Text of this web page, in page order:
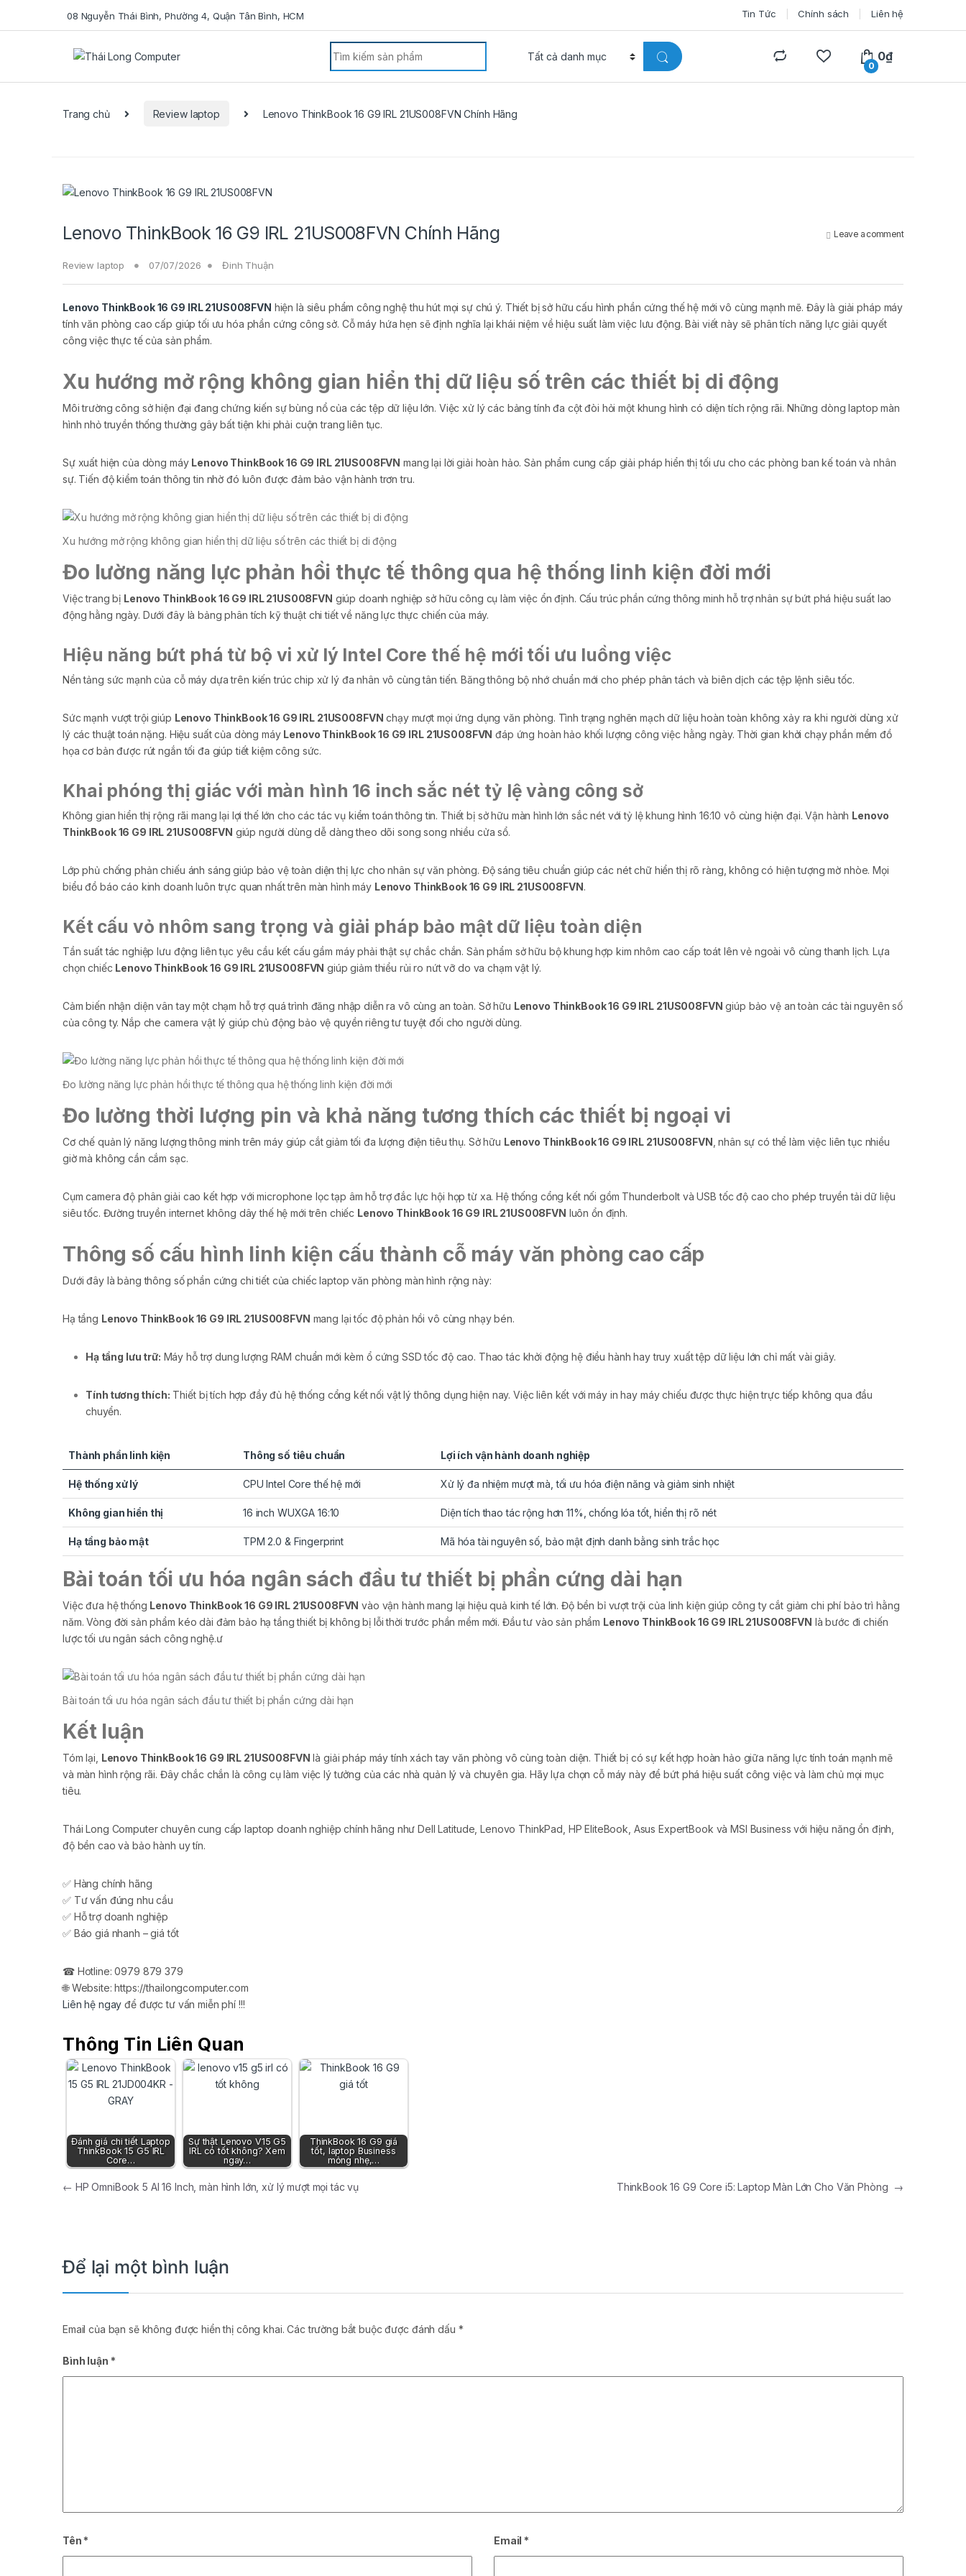
08 Nguyễn Thái Bình, Phường 4, Quận Tân Bình, HCM Tin Tức Chính sách Liên hệ
Search for:
0
0₫
Trang chủ Review laptop Lenovo ThinkBook 16 G9 IRL 21US008FVN Chính Hãng
Lenovo ThinkBook 16 G9 IRL 21US008FVN Chính Hãng Leave a comment
Review laptop 07/07/2026 Đinh Thuận
Lenovo ThinkBook 16 G9 IRL 21US008FVN hiện là siêu phẩm công nghệ thu hút mọi sự chú ý. Thiết bị sở hữu cấu hình phần cứng thế hệ mới vô cùng mạnh mẽ. Đây là giải pháp máy
tính văn phòng cao cấp giúp tối ưu hóa phần cứng công sở. Cỗ máy hứa hẹn sẽ định nghĩa lại khái niệm về hiệu suất làm việc lưu động. Bài viết này sẽ phân tích năng lực giải quyết
công việc thực tế của sản phẩm.
Xu hướng mở rộng không gian hiển thị dữ liệu số trên các thiết bị di động
Môi trường công sở hiện đại đang chứng kiến sự bùng nổ của các tệp dữ liệu lớn. Việc xử lý các bảng tính đa cột đòi hỏi một khung hình có diện tích rộng rãi. Những dòng laptop màn
hình nhỏ truyền thống thường gây bất tiện khi phải cuộn trang liên tục.
Sự xuất hiện của dòng máy Lenovo ThinkBook 16 G9 IRL 21US008FVN mang lại lời giải hoàn hảo. Sản phẩm cung cấp giải pháp hiển thị tối ưu cho các phòng ban kế toán và nhân
sự. Tiến độ kiểm toán thông tin nhờ đó luôn được đảm bảo vận hành trơn tru.
Xu hướng mở rộng không gian hiển thị dữ liệu số trên các thiết bị di động
Đo lường năng lực phản hồi thực tế thông qua hệ thống linh kiện đời mới
Việc trang bị Lenovo ThinkBook 16 G9 IRL 21US008FVN giúp doanh nghiệp sở hữu công cụ làm việc ổn định. Cấu trúc phần cứng thông minh hỗ trợ nhân sự bứt phá hiệu suất lao
động hằng ngày. Dưới đây là bảng phân tích kỹ thuật chi tiết về năng lực thực chiến của máy.
Hiệu năng bứt phá từ bộ vi xử lý Intel Core thế hệ mới tối ưu luồng việc
Nền tảng sức mạnh của cỗ máy dựa trên kiến trúc chip xử lý đa nhân vô cùng tân tiến. Băng thông bộ nhớ chuẩn mới cho phép phân tách và biên dịch các tệp lệnh siêu tốc.
Sức mạnh vượt trội giúp Lenovo ThinkBook 16 G9 IRL 21US008FVN chạy mượt mọi ứng dụng văn phòng. Tình trạng nghẽn mạch dữ liệu hoàn toàn không xảy ra khi người dùng xử
lý các thuật toán nặng. Hiệu suất của dòng máy Lenovo ThinkBook 16 G9 IRL 21US008FVN đáp ứng hoàn hảo khối lượng công việc hằng ngày. Thời gian khởi chạy phần mềm đồ
họa cơ bản được rút ngắn tối đa giúp tiết kiệm công sức.
Khai phóng thị giác với màn hình 16 inch sắc nét tỷ lệ vàng công sở
Không gian hiển thị rộng rãi mang lại lợi thế lớn cho các tác vụ kiểm toán thông tin. Thiết bị sở hữu màn hình lớn sắc nét với tỷ lệ khung hình 16:10 vô cùng hiện đại. Vận hành Lenovo
ThinkBook 16 G9 IRL 21US008FVN giúp người dùng dễ dàng theo dõi song song nhiều cửa sổ.
Lớp phủ chống phản chiếu ánh sáng giúp bảo vệ toàn diện thị lực cho nhân sự văn phòng. Độ sáng tiêu chuẩn giúp các nét chữ hiển thị rõ ràng, không có hiện tượng mờ nhòe. Mọi
biểu đồ báo cáo kinh doanh luôn trực quan nhất trên màn hình máy Lenovo ThinkBook 16 G9 IRL 21US008FVN.
Kết cấu vỏ nhôm sang trọng và giải pháp bảo mật dữ liệu toàn diện
Tần suất tác nghiệp lưu động liên tục yêu cầu kết cấu gầm máy phải thật sự chắc chắn. Sản phẩm sở hữu bộ khung hợp kim nhôm cao cấp toát lên vẻ ngoài vô cùng thanh lịch. Lựa
chọn chiếc Lenovo ThinkBook 16 G9 IRL 21US008FVN giúp giảm thiểu rủi ro nứt vỡ do va chạm vật lý.
Cảm biến nhận diện vân tay một chạm hỗ trợ quá trình đăng nhập diễn ra vô cùng an toàn. Sở hữu Lenovo ThinkBook 16 G9 IRL 21US008FVN giúp bảo vệ an toàn các tài nguyên số
của công ty. Nắp che camera vật lý giúp chủ động bảo vệ quyền riêng tư tuyệt đối cho người dùng.
Đo lường năng lực phản hồi thực tế thông qua hệ thống linh kiện đời mới
Đo lường thời lượng pin và khả năng tương thích các thiết bị ngoại vi
Cơ chế quản lý năng lượng thông minh trên máy giúp cắt giảm tối đa lượng điện tiêu thụ. Sở hữu Lenovo ThinkBook 16 G9 IRL 21US008FVN , nhân sự có thể làm việc liên tục nhiều
giờ mà không cần cắm sạc.
Cụm camera độ phân giải cao kết hợp với microphone lọc tạp âm hỗ trợ đắc lực hội họp từ xa. Hệ thống cổng kết nối gồm Thunderbolt và USB tốc độ cao cho phép truyền tải dữ liệu
siêu tốc. Đường truyền internet không dây thế hệ mới trên chiếc Lenovo ThinkBook 16 G9 IRL 21US008FVN luôn ổn định.
Thông số cấu hình linh kiện cấu thành cỗ máy văn phòng cao cấp
Dưới đây là bảng thông số phần cứng chi tiết của chiếc laptop văn phòng màn hình rộng này:
Hạ tầng Lenovo ThinkBook 16 G9 IRL 21US008FVN mang lại tốc độ phản hồi vô cùng nhạy bén.
Hạ tầng lưu trữ: Máy hỗ trợ dung lượng RAM chuẩn mới kèm ổ cứng SSD tốc độ cao. Thao tác khởi động hệ điều hành hay truy xuất tệp dữ liệu lớn chỉ mất vài giây.
Tính tương thích: Thiết bị tích hợp đầy đủ hệ thống cổng kết nối vật lý thông dụng hiện nay. Việc liên kết với máy in hay máy chiếu được thực hiện trực tiếp không qua đầu
chuyển.
Thành phần linh kiện Thông số tiêu chuẩn Lợi ích vận hành doanh nghiệp
Hệ thống xử lý CPU Intel Core thế hệ mới Xử lý đa nhiệm mượt mà, tối ưu hóa điện năng và giảm sinh nhiệt
Không gian hiển thị 16 inch WUXGA 16:10 Diện tích thao tác rộng hơn 11%, chống lóa tốt, hiển thị rõ nét
Hạ tầng bảo mật TPM 2.0 & Fingerprint Mã hóa tài nguyên số, bảo mật định danh bằng sinh trắc học
Bài toán tối ưu hóa ngân sách đầu tư thiết bị phần cứng dài hạn
Việc đưa hệ thống Lenovo ThinkBook 16 G9 IRL 21US008FVN vào vận hành mang lại hiệu quả kinh tế lớn. Độ bền bỉ vượt trội của linh kiện giúp công ty cắt giảm chi phí bảo trì hằng
năm. Vòng đời sản phẩm kéo dài đảm bảo hạ tầng thiết bị không bị lỗi thời trước phần mềm mới. Đầu tư vào sản phẩm Lenovo ThinkBook 16 G9 IRL 21US008FVN là bước đi chiến
lược tối ưu ngân sách công nghệ.ư
Bài toán tối ưu hóa ngân sách đầu tư thiết bị phần cứng dài hạn
Kết luận
Tóm lại, Lenovo ThinkBook 16 G9 IRL 21US008FVN là giải pháp máy tính xách tay văn phòng vô cùng toàn diện. Thiết bị có sự kết hợp hoàn hảo giữa năng lực tính toán mạnh mẽ
và màn hình rộng rãi. Đây chắc chắn là công cụ làm việc lý tưởng của các nhà quản lý và chuyên gia. Hãy lựa chọn cỗ máy này để bứt phá hiệu suất công việc và làm chủ mọi mục
tiêu.
Thái Long Computer chuyên cung cấp laptop doanh nghiệp chính hãng như Dell Latitude, Lenovo ThinkPad, HP EliteBook, Asus ExpertBook và MSI Business với hiệu năng ổn định,
độ bền cao và bảo hành uy tín.
✅ Hàng chính hãng
✅ Tư vấn đúng nhu cầu
✅ Hỗ trợ doanh nghiệp
✅ Báo giá nhanh – giá tốt
☎ Hotline: 0979 879 379
🌐 Website: https://thailongcomputer.com
Liên hệ ngay để được tư vấn miễn phí !!!
Thông Tin Liên Quan
Đánh giá chi tiết Laptop
ThinkBook 15 G5 IRL
Core…
Sự thật Lenovo V15 G5
IRL có tốt không? Xem
ngay…
ThinkBook 16 G9 giá
tốt, laptop Business
mỏng nhẹ,…
Điều hướng bài viết
← HP OmniBook 5 AI 16 Inch, màn hình lớn, xử lý mượt mọi tác vụ ThinkBook 16 G9 Core i5: Laptop Màn Lớn Cho Văn Phòng →
Để lại một bình luận
Email của bạn sẽ không được hiển thị công khai. Các trường bắt buộc được đánh dấu *
Bình luận *
Tên * Email *